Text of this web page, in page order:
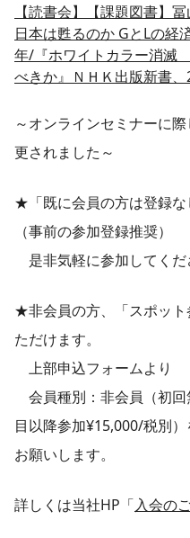
【読書会】【課題図書】
日本は甦るのか GとLの経
年/『ホワイトカラー消滅
べきか』ＮＨＫ出版新書
～オンラインセミナーに
更されました～
★「既に会員の方は登録
（事前の参加登録推奨）
是非気軽に参加してくだ
★非会員の方、「スポッ
ただけます。
上部申込フォームより
会員種別：非会員（初
目以降参加¥15,000/税別
お願いします。
詳しくは当社HP「入会の